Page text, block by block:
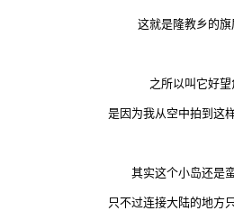
这就是隆教乡的旗
之所以叫它好望
是因为我从空中拍到这
其实这个小岛还是
只不过连接大陆的地方